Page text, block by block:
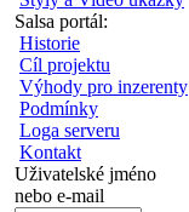
Salsa portál:
Historie
Cíl projektu
Výhody pro inzerenty
Podmínky
Loga serveru
Kontakt
Uživatelské jméno
nebo e-mail